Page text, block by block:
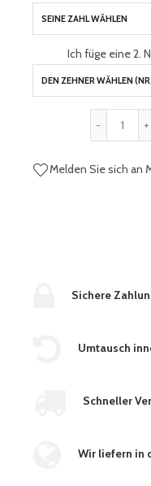
Ich füge eine 2.
Melden Sie sich an
Sichere
Umtausch
Schneller
Wir liefern in